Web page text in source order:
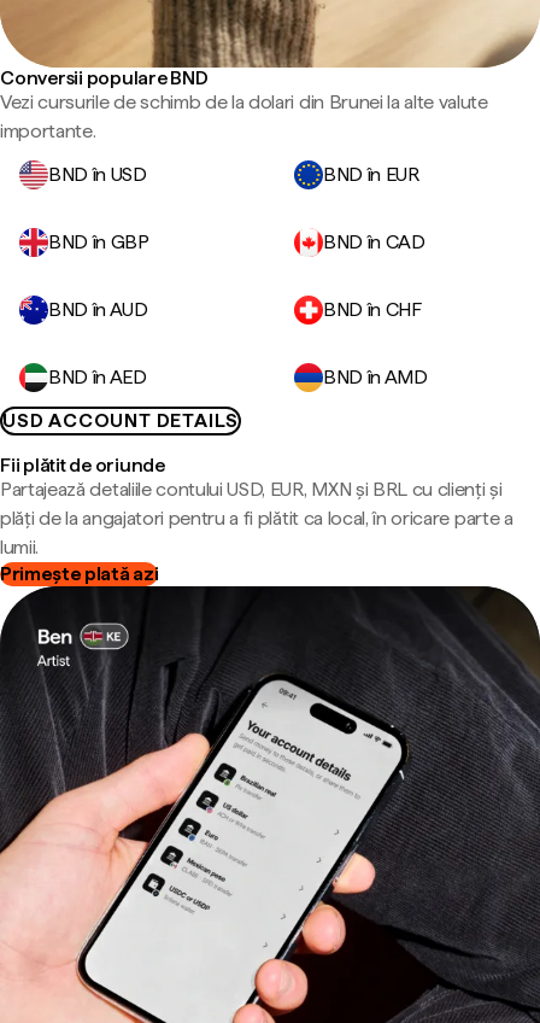
Conversii populare BND
Vezi cursurile de schimb de la dolari din Brunei la alte valute
importante.
BND în USD
BND în EUR
BND în GBP BND în CAD
BND în AUD BND în CHF
BND în AED
BND în AMD
USD ACCOUNT DETAILS
Fii plătit de oriunde
Partajează detaliile contului USD, EUR, MXN și BRL cu clienți și
plăți de la angajatori pentru a fi plătit ca local, în oricare parte a
lumii.
Primește plată azi